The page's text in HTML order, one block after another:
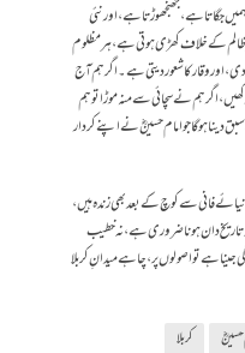
جگاتا ہے، جھنجھوڑتا ہے، اور نئی
کے خلاف کھڑی ہوتی ہے، ہر مظلوم
اور وقار کا شعور دیتی ہے۔اگر ہم آج
اگر ہم نے سچائی سے منہ موڑا تو ہم
دینا ہوگا جو امام حسینؓ نے اپنے کردار
دنیائے فانی سے کوچ کے بعد بھی زندہ ہیں،
تاریخ دان ہونا ضروری ہے، نہ خطیب
ہے تو اصولوں پر، چاہے میدانِ کربلا
حسینؓ
کربلا